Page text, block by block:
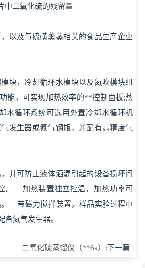
中二氧化硫的残留量
以及与硫磺薰蒸相关的食品生产企业
块，冷却循环水模块以及氮吹模块组
能，可实现加热效率的**控制面板;蒸
水循环系统可选用外置冷却水循环机
发生器或氮气钢瓶，并配有高精度气
并可防止液体洒漏引起的设备损坏问
。 加热装置独立控温，加热功率可
带磁力搅拌装置，样品实验过程中
备氮气发生器。
二氧化硫蒸馏仪（**6s） :下一篇